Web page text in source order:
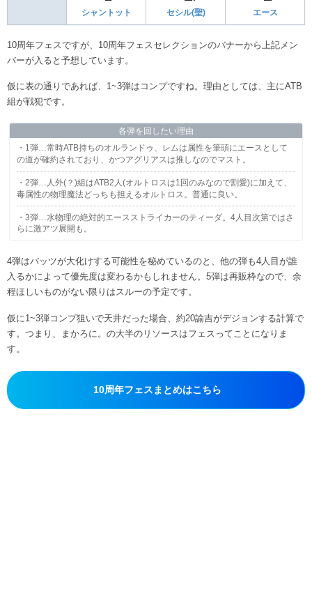
シャントット セシル(聖) エース
10周年フェスですが、10周年フェスセレクションのバナーから上記メン
バーが入ると予想しています。
仮に表の通りであれば、1~3弾はコンプですね。理由としては、主にATB
組が戦犯です。
各弾を回したい理由
・1弾…常時ATB持ちのオルランドゥ、レムは属性を筆頭にエースとして
の道が確約されており、かつアグリアスは推しなのでマスト。
・2弾…人外(？)組はATB2人(オルトロスは1回のみなので割愛)に加えて、
毒属性の物理魔法どっちも担えるオルトロス。普通に良い。
・3弾…水物理の絶対的エースストライカーのティーダ。4人目次第ではさ
らに激アツ展開も。
4弾はバッツが大化けする可能性を秘めているのと、他の弾も4人目が誰
入るかによって優先度は変わるかもしれません。5弾は再販枠なので、余
程ほしいものがない限りはスルーの予定です。
仮に1~3弾コンプ狙いで天井だった場合、約20諭吉がデジョンする計算で
す。つまり、まかろに。の大半のリソースはフェスってことになりま
す。
10周年フェスまとめはこちら